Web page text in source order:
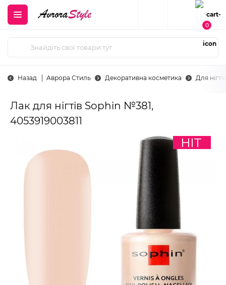
0
Назад Аврора Стиль Декоративна косметика Для нігтів
Лак для нігтів Sophin №381,
4053919003811